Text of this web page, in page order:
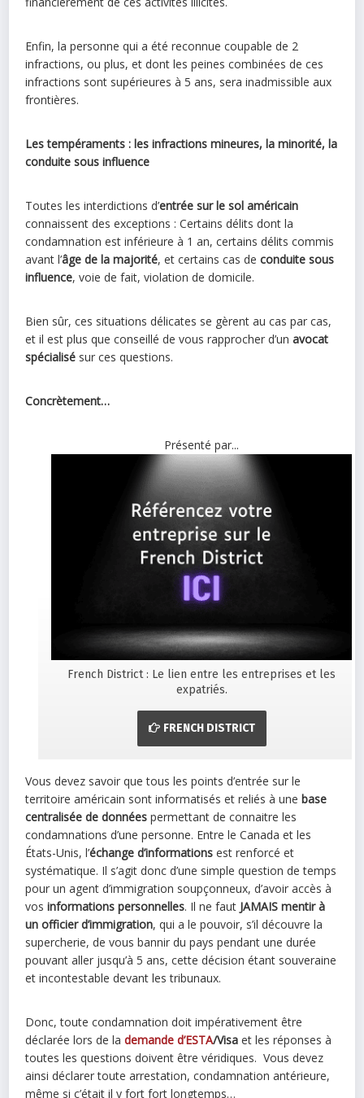
Enfin, la personne qui a été reconnue coupable de 2
infractions, ou plus, et dont les peines combinées de ces
infractions sont supérieures à 5 ans, sera inadmissible aux
frontières.
Les tempéraments : les infractions mineures, la minorité, la
conduite sous influence
Toutes les interdictions d’entrée sur le sol américain
connaissent des exceptions : Certains délits dont la
condamnation est inférieure à 1 an, certains délits commis
avant l’âge de la majorité, et certains cas deconduite sous
influence, voie de fait, violation de domicile.
Bien sûr, ces situations délicates se gèrent au cas par cas,
et il est plus que conseillé de vous rapprocher d’unavocat
spécialisé sur ces questions.
Concrètement…
Présenté par...
French District : Le lien entre les entreprises et les
expatriés.
FRENCH DISTRICT
Vous devez savoir que tous les points d’entrée sur le
territoire américain sont informatisés et reliés à unebase
centralisée de données permettant de connaitre les
condamnations d’une personne. Entre le Canada et les
États-Unis, l’échange d’informations est renforcé et
systématique. Il s’agit donc d’une simple question de temps
pour un agent d’immigration soupçonneux, d’avoir accès à
vosinformations personnelles. Il ne faut JAMAIS mentir à
un officier d’immigration, qui a le pouvoir, s’il découvre la
supercherie, de vous bannir du pays pendant une durée
pouvant aller jusqu’à 5 ans, cette décision étant souveraine
et incontestable devant les tribunaux.
Donc, toute condamnation doit impérativement être
déclarée lors de lademande d’ESTA/Visa et les réponses à
toutes les questions doivent être véridiques. Vous devez
ainsi déclarer toute arrestation, condamnation antérieure,
même si c’était il y fort fort longtemps…